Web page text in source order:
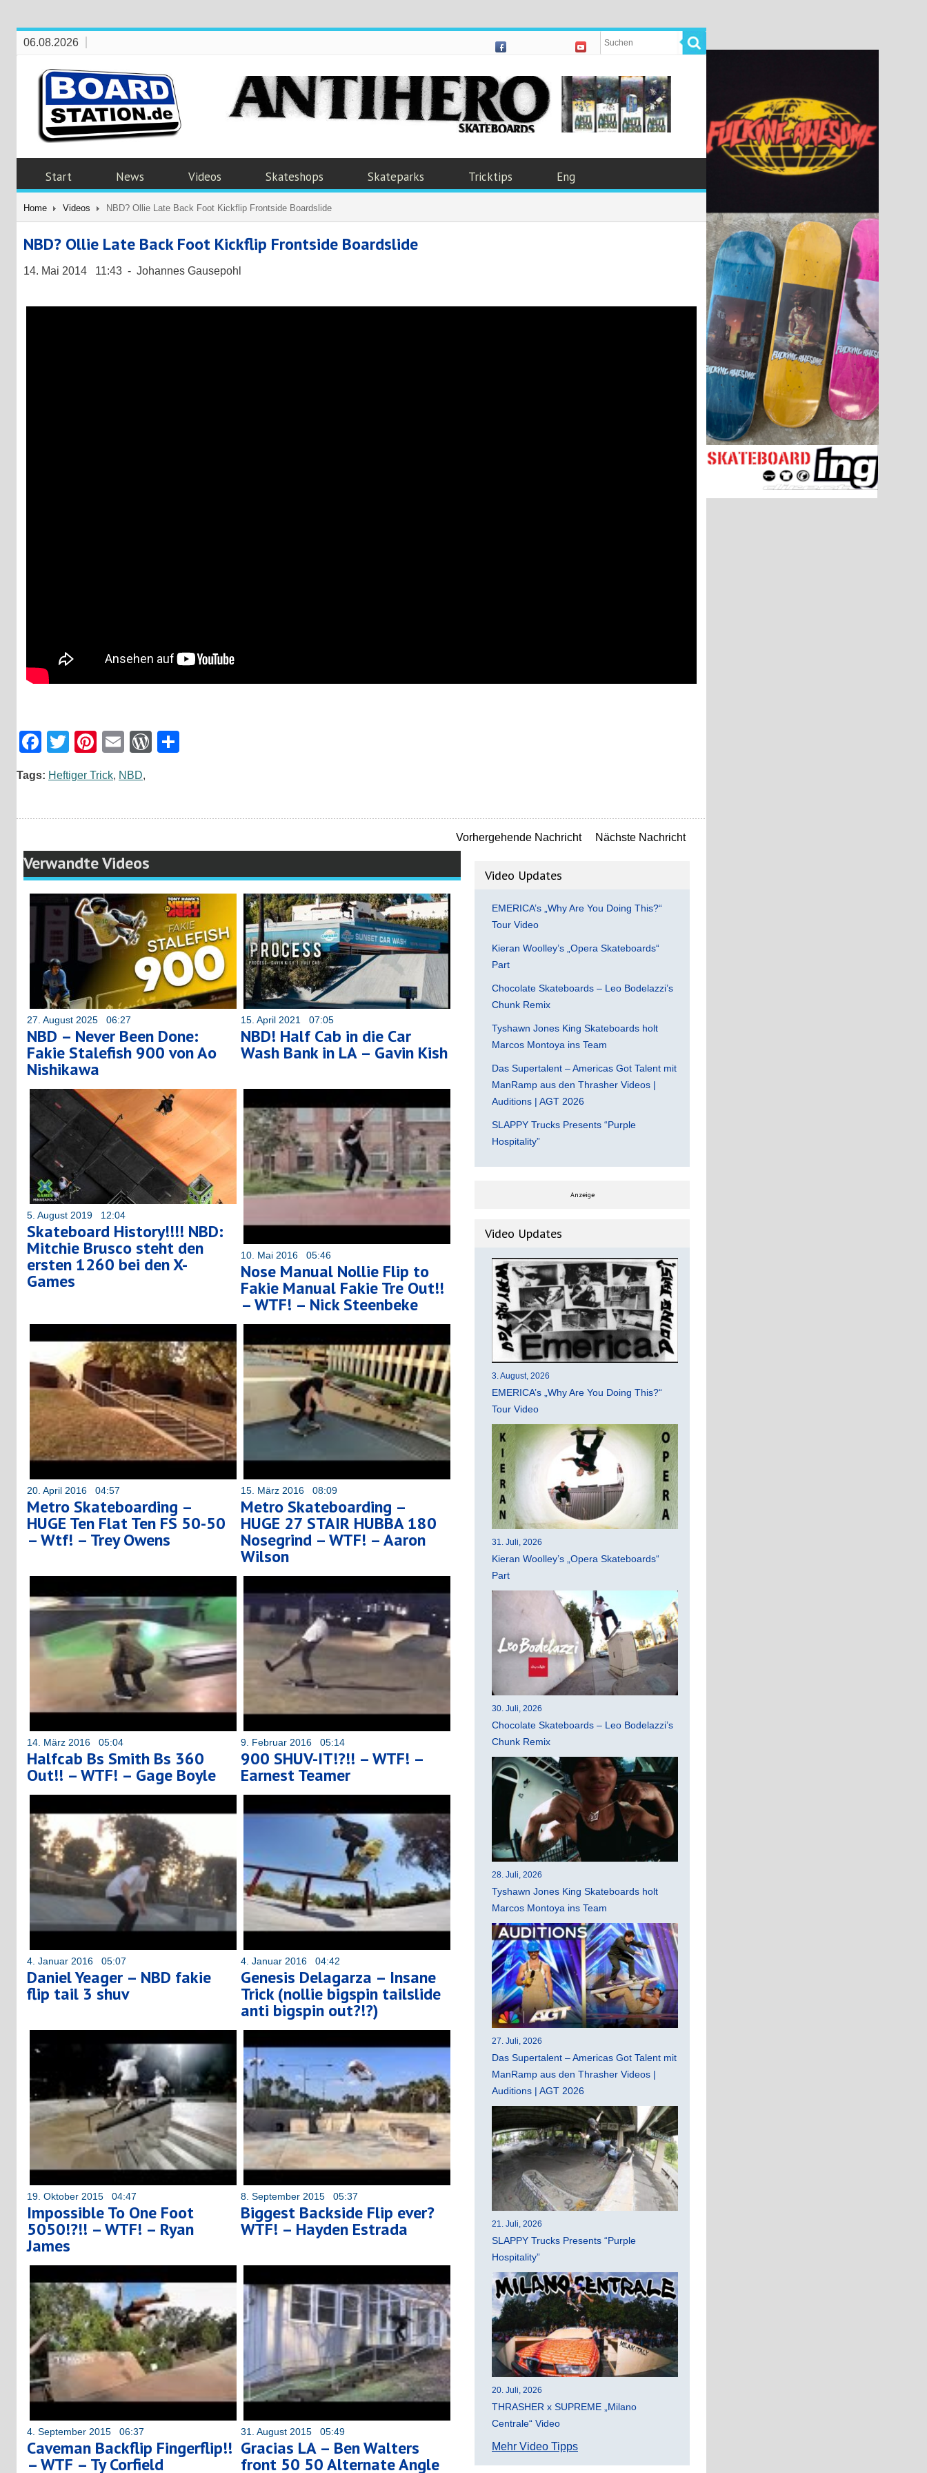
06.08.2026
Start News Videos Skateshops Skateparks Tricktips Eng
Home Videos NBD? Ollie Late Back Foot Kickflip Frontside Boardslide
NBD? Ollie Late Back Foot Kickflip Frontside Boardslide
14. Mai 2014 11:43 - Johannes Gausepohl
Facebook
Twitter
Pinterest
EmailWordPress
Tags: Heftiger Trick, NBD,
Vorhergehende Nachricht Nächste Nachricht
Verwandte Videos
27. August 2025 06:27
NBD – Never Been Done:
Fakie Stalefish 900 von Ao
Nishikawa
15. April 2021 07:05
NBD! Half Cab in die Car
Wash Bank in LA – Gavin Kish
5. August 2019 12:04
Skateboard History!!!! NBD:
Mitchie Brusco steht den
ersten 1260 bei den X-
Games
10. Mai 2016 05:46
Nose Manual Nollie Flip to
Fakie Manual Fakie Tre Out!!
– WTF! – Nick Steenbeke
20. April 2016 04:57
Metro Skateboarding –
HUGE Ten Flat Ten FS 50-50
– Wtf! – Trey Owens
15. März 2016 08:09
Metro Skateboarding –
HUGE 27 STAIR HUBBA 180
Nosegrind – WTF! – Aaron
Wilson
14. März 2016 05:04
Halfcab Bs Smith Bs 360
Out!! – WTF! – Gage Boyle
9. Februar 2016 05:14
900 SHUV-IT!?!! – WTF! –
Earnest Teamer
4. Januar 2016 05:07
Daniel Yeager – NBD fakie
flip tail 3 shuv
4. Januar 2016 04:42
Genesis Delagarza – Insane
Trick (nollie bigspin tailslide
anti bigspin out?!?)
19. Oktober 2015 04:47
Impossible To One Foot
5050!?!! – WTF! – Ryan
James
8. September 2015 05:37
Biggest Backside Flip ever?
WTF! – Hayden Estrada
4. September 2015 06:37
Caveman Backflip Fingerflip!!
– WTF – Ty Corfield
31. August 2015 05:49
Gracias LA – Ben Walters
front 50 50 Alternate Angle
Video Updates
EMERICA’s „Why Are You Doing This?“
Tour Video
Kieran Woolley’s „Opera Skateboards“
Part
Chocolate Skateboards – Leo Bodelazzi’s
Chunk Remix
Tyshawn Jones King Skateboards holt
Marcos Montoya ins Team
Das Supertalent – Americas Got Talent mit
ManRamp aus den Thrasher Videos |
Auditions | AGT 2026
SLAPPY Trucks Presents “Purple
Hospitality”
Anzeige
Video Updates
3. August, 2026
EMERICA’s „Why Are You Doing This?“
Tour Video
31. Juli, 2026
Kieran Woolley’s „Opera Skateboards“
Part
30. Juli, 2026
Chocolate Skateboards – Leo Bodelazzi’s
Chunk Remix
28. Juli, 2026
Tyshawn Jones King Skateboards holt
Marcos Montoya ins Team
27. Juli, 2026
Das Supertalent – Americas Got Talent mit
ManRamp aus den Thrasher Videos |
Auditions | AGT 2026
21. Juli, 2026
SLAPPY Trucks Presents “Purple
Hospitality”
20. Juli, 2026
THRASHER x SUPREME „Milano
Centrale“ Video
Mehr Video Tipps